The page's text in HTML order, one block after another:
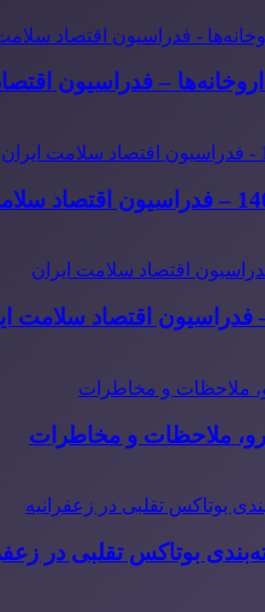
– فدراسیون
اقتصاد سلامت
ملاحظات و مخاطرات
بوتاکس تقلبی در